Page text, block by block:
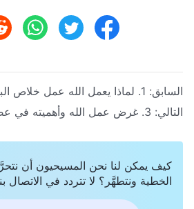
السابق: 1. لماذا يعمل الله عمل خلاص البشرية؟
التالي: 3. غرض عمل الله وأهميته في عصر الناموس
كيف يمكن لنا نحن المسيحيون أن
الخطية ونتطهَّر؟ لا تتردد في الاتصال